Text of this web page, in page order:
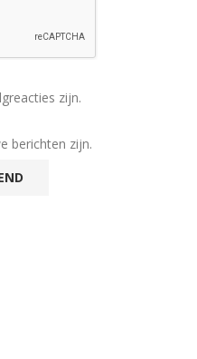
zijn.
berichten zijn.